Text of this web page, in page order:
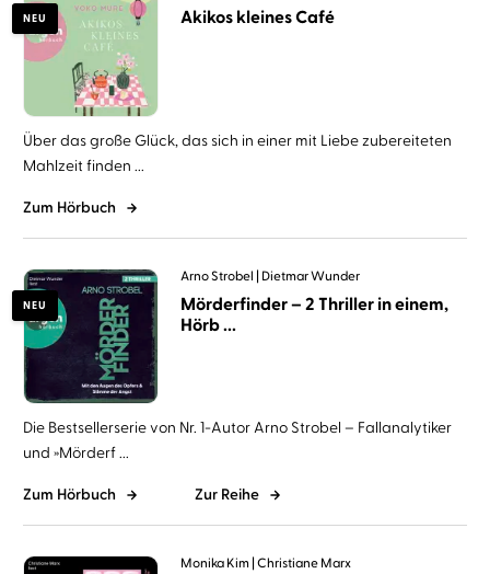
NEU Akikos kleines Café
Über das große Glück, das sich in einer mit Liebe zubereiteten
Mahlzeit finden ...
Zum Hörbuch
NEU
Arno Strobel Dietmar Wunder
Mörderfinder – 2 Thriller in einem,
Hörb ...
Die Bestsellerserie von Nr. 1-Autor Arno Strobel – Fallanalytiker
und »Mörderf ...
Zum Hörbuch Zur Reihe
Monika Kim Christiane Marx